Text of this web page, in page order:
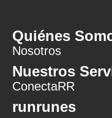
Quiénes
Nosotros
Nuestros
ConectaRR
runrunes